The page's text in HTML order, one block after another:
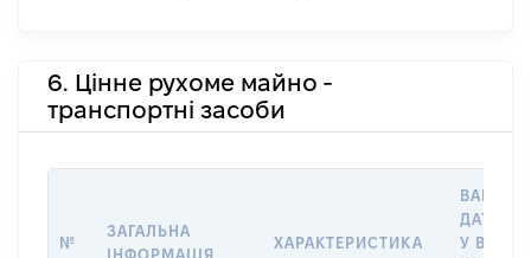
6. Цінне рухоме майно -
транспортні засоби
№
ЗАГАЛЬНА
ІНФОРМАЦІЯ
ХАРАКТЕРИСТИКА
ДАТУ
У